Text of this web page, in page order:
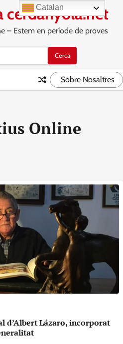
cerdanyola.net
– Estem en període de proves
Sobre Nosaltres
Online
d’Albert Lázaro, incorporat
Catalan